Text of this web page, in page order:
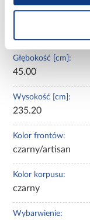
Głębokość [cm]:
45.00
Wysokość [cm]:
235.20
Kolor frontów:
czarny/artisan
Kolor korpusu:
czarny
Wybarwienie: